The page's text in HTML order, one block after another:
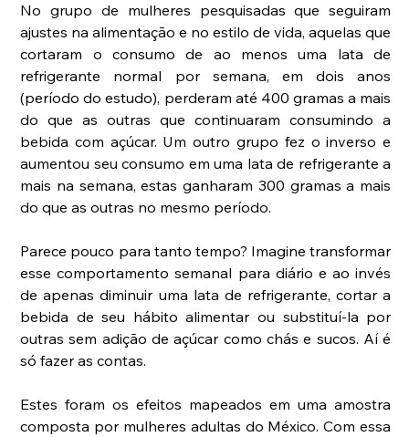
No grupo de mulheres pesquisadas que seguiram
ajustes na alimentação e no estilo de vida, aquelas que
cortaram o consumo de ao menos uma lata de
refrigerante normal por semana, em dois anos
(período do estudo), perderam até 400 gramas a mais
do que as outras que continuaram consumindo a
bebida com açúcar. Um outro grupo fez o inverso e
aumentou seu consumo em uma lata de refrigerante a
mais na semana, estas ganharam 300 gramas a mais
do que as outras no mesmo período.
Parece pouco para tanto tempo? Imagine transformar
esse comportamento semanal para diário e ao invés
de apenas diminuir uma lata de refrigerante, cortar a
bebida de seu hábito alimentar ou substituí-la por
outras sem adição de açúcar como chás e sucos. Aí é
só fazer as contas.
Estes foram os efeitos mapeados em uma amostra
composta por mulheres adultas do México. Com essa